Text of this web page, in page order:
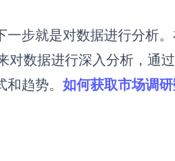
一步就是对数据进行分析
对数据进行深入分析，通过
和趋势。如何获取市场调